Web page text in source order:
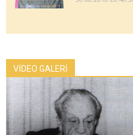
VİDEO GALERİ